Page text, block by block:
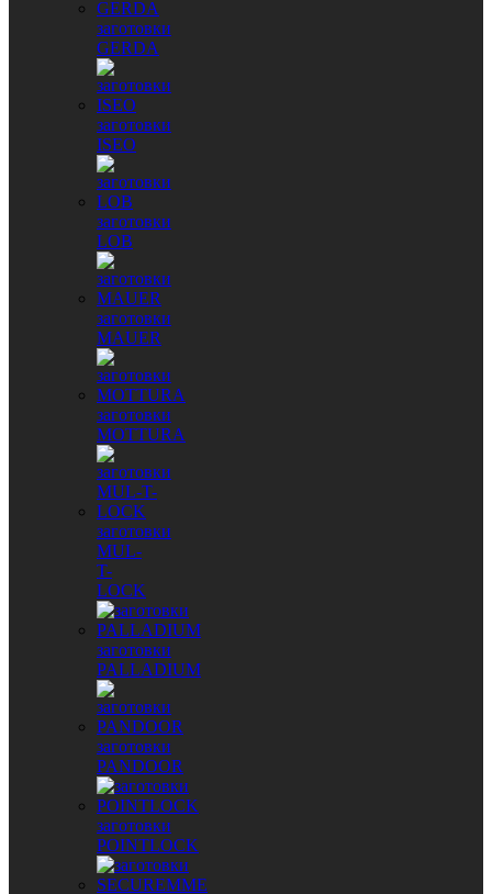
заготовки
GERDA
заготовки
ISEO
заготовки
LOB
заготовки
MAUER
заготовки
MOTTURA
заготовки
MUL-
T-
LOCK
заготовки
PALLADIUM
заготовки
PANDOOR
заготовки
POINTLOCK